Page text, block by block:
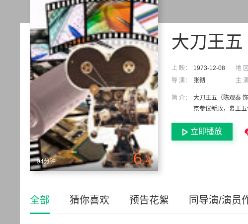
94分钟 6.4
大刀王五
上 映： 1973-12-08 地 区
导 演：
张彻 主 演
简 介：
大刀王五（陈观泰
京参议新政，慕王
立即播放
全部 猜你喜欢 预告花絮 同导演/演员